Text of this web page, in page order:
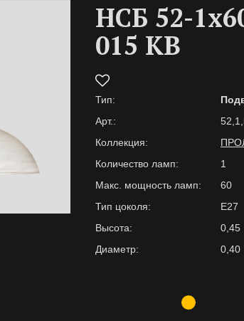
НСБ 52-
015 KB
Тип:
Арт.:
Коллекция:
Количество ламп:
1
Макс. мощность ламп:
60
Тип цоколя:
E27
Высота:
0,45
Диаметр:
0,40